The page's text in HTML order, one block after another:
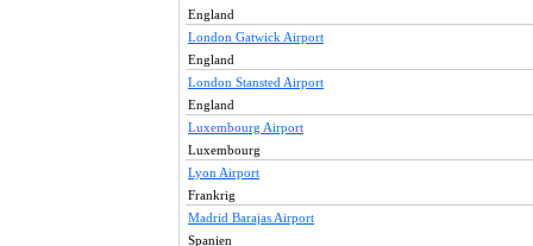
England
London Gatwick Airport
England
London Stansted Airport
England
Luxembourg Airport
Luxembourg
Lyon Airport
Frankrig
Madrid Barajas Airport
Spanien